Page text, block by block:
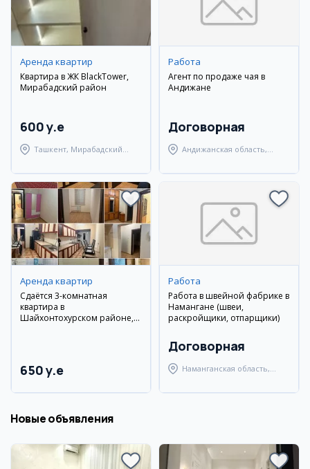
Аренда квартир
Квартира в ЖК BlackTower,
Мирабадский район
600 y.e
Ташкент, Мирабадский
Работа
Агент по продаже чая в
Андижане
Договорная
Андижанская область,
Аренда квартир
Сдаётся 3-комнатная
квартира в
Шайхонтохурском районе,
650 y.e
Работа
Работа в швейной фабрике в
Намангане (швеи,
раскройщики, отпарщики)
Договорная
Наманганская область,
Новые объявления